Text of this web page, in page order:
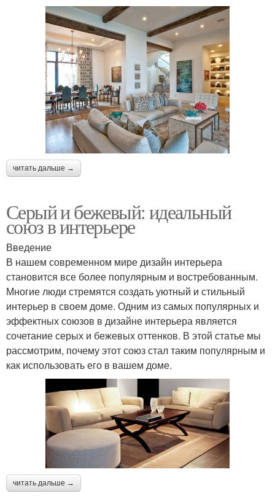
читать дальше →
Серый и бежевый: идеальный
союз в интерьере
Введение
В нашем современном мире дизайн интерьера
становится все более популярным и востребованным.
Многие люди стремятся создать уютный и стильный
интерьер в своем доме. Одним из самых популярных и
эффектных союзов в дизайне интерьера является
сочетание серых и бежевых оттенков. В этой статье мы
рассмотрим, почему этот союз стал таким популярным и
как использовать его в вашем доме.
читать дальше →